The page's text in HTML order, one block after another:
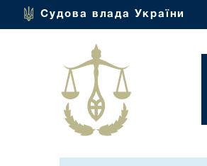
Судова влада України